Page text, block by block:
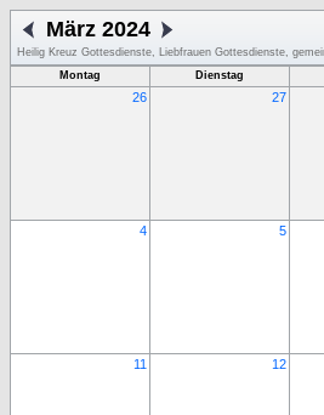
März 2024
Heilig Kreuz Gottesdienste, Liebfrauen Gottesdienste,
Montag
Dienstag
26 27
4 5
11 12